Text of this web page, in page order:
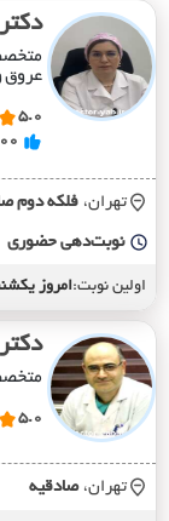
عروق
5.0
تهران، فلکه دوم
نوبت‌دهی حضوری
اولین نوبت:امروز یکشنبه
5.0
تهران، صادقيه